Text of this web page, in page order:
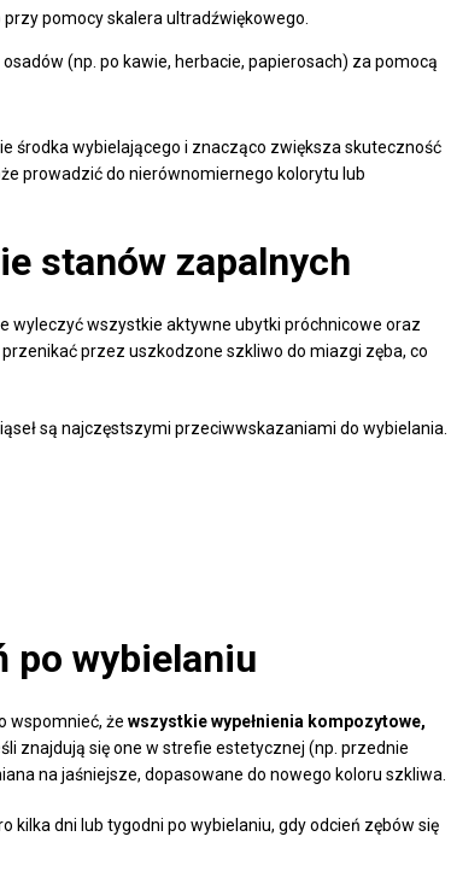
pomocy skalera ultradźwiękowego.
(np. po kawie, herbacie, papierosach) za pomocą
środka wybielającego i znacząco zwiększa skuteczność
prowadzić do nierównomiernego kolorytu lub
stanów zapalnych
wyleczyć wszystkie aktywne ubytki próchnicowe oraz
przez uszkodzone szkliwo do miazgi zęba, co
są najczęstszymi przeciwwskazaniami do wybielania.
po wybielaniu
wspomnieć, że wszystkie wypełnienia kompozytowe,
znajdują się one w strefie estetycznej (np. przednie
na jaśniejsze, dopasowane do nowego koloru szkliwa.
dni lub tygodni po wybielaniu, gdy odcień zębów się